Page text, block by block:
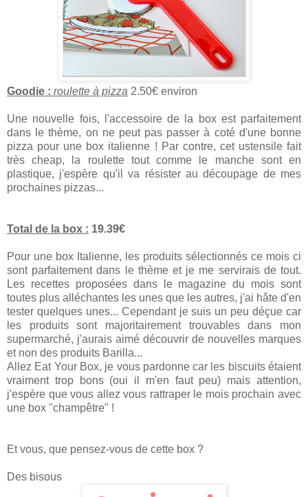
Goodie : roulette à pizza 2.50€ environ
Une nouvelle fois, l'accessoire de la box est parfaitement
dans le thème, on ne peut pas passer à coté d'une bonne
pizza pour une box italienne ! Par contre, cet ustensile fait
très cheap, la roulette tout comme le manche sont en
plastique, j'espère qu'il va résister au découpage de mes
prochaines pizzas...
Total de la box : 19.39€
Pour une box Italienne, les produits sélectionnés ce mois ci
sont parfaitement dans le thème et je me servirais de tout.
Les recettes proposées dans le magazine du mois sont
toutes plus alléchantes les unes que les autres, j'ai hâte d'en
tester quelques unes... Cependant je suis un peu déçue car
les produits sont majoritairement trouvables dans mon
supermarché, j'aurais aimé découvrir de nouvelles marques
et non des produits Barilla...
Allez Eat Your Box, je vous pardonne car les biscuits étaient
vraiment trop bons (oui il m'en faut peu) mais attention,
j'espère que vous allez vous rattraper le mois prochain avec
une box "champêtre" !
Et vous, que pensez-vous de cette box ?
Des bisous